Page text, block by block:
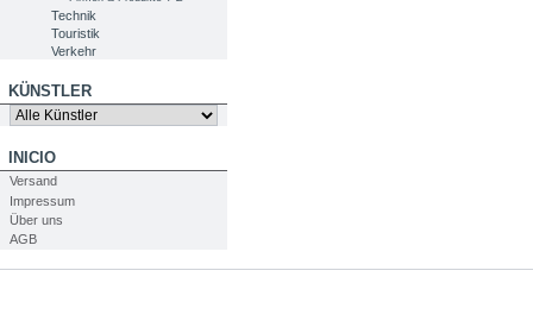
Technik
Touristik
Verkehr
KÜNSTLER
INICIO
Versand
Impressum
Über uns
AGB